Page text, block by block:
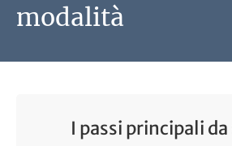
modalità
I passi principali